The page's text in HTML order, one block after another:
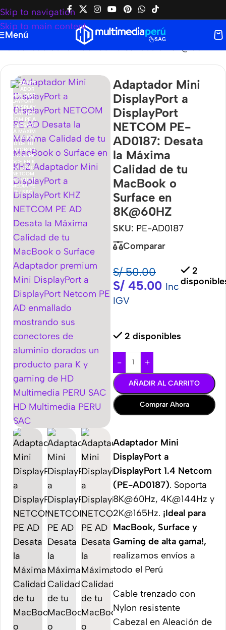
Skip to navigation
Skip to main content
Menú
Calidad de tu MacBook o Surface en 8K@60HZ
Adaptador Mini
DisplayPort a
DisplayPort
NETCOM PE-
AD0187: Desata
la Máxima
Calidad de tu
MacBook o
Surface en
8K@60HZ
SKU: PE-AD0187
Comparar
S/50.00
S/ 45.00 Inc
IGV
2
2 disponibles
- +
AÑADIR AL CARRITO
Comprar Ahora
Adaptador Mini
DisplayPort a
DisplayPort 1.4 Netcom
(PE-AD0187). Soporta
8K@60Hz, 4K@144Hz y
2K@165Hz. ¡Ideal para
MacBook, Surface y
Gaming de alta gama!,
realizamos envíos a
todo el Perú
Cable trenzado con
Nylon resistente
Cabezal en Aleación de